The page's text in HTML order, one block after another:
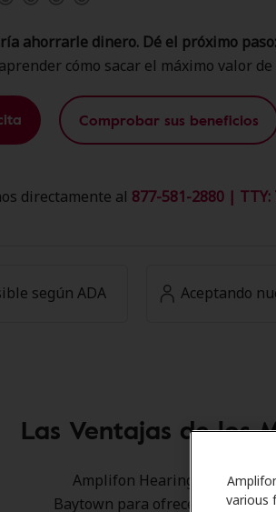
various
ahorrarle dinero. Dé el próximo paso:
cómo sacar el máximo valor
Comprobar sus beneficios
directamente al 877-581-2880 | TTY:
según ADA Aceptando
Las Ventajas de los
Amplifon Hearing Health
Baytown para ofrecer